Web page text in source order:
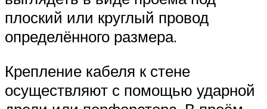
плоский или круглый провод
определённого размера.
Крепление кабеля к стене
осуществляют с помощью ударной